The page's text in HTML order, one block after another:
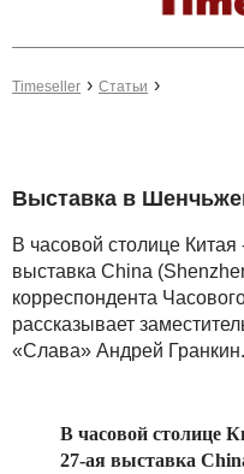
Timeseller Статьи
Выставка в
В часовой столице
выставка China
корреспондента
рассказывает
«Слава» Андрей Гранкин.
В часовой столице
27-ая выставка